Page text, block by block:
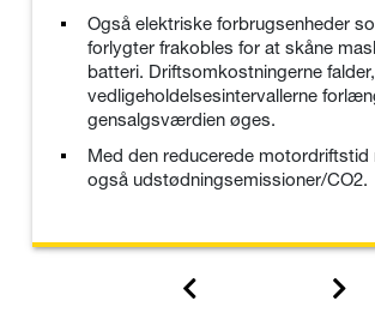
Også elektriske forbrugsenheder
forlygter frakobles for at skåne
batteri. Driftsomkostningerne falder,
vedligeholdelsesintervallerne
gensalgsværdien øges.
Med den reducerede motordriftstid
også udstødningsemissioner/CO2.